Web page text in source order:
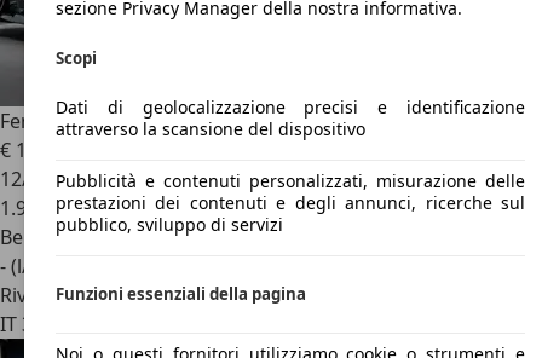
Ferrari 812812 Competizione 6.5
€ 1.613.000
12/2022
1.990 km
Benzina
- (l/100 km)
Rivenditore
IT 37035
sezione Privacy Manager della nostra informativa.
Scopi
Dati di geolocalizzazione precisi e identificazione
attraverso la scansione del dispositivo
Pubblicità e contenuti personalizzati, misurazione delle
prestazioni dei contenuti e degli annunci, ricerche sul
pubblico, sviluppo di servizi
Funzioni essenziali della pagina